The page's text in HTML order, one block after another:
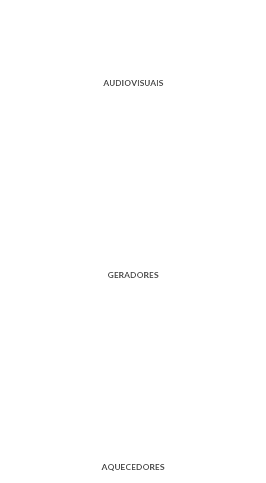
AUDIOVISUAIS
GERADORES
AQUECEDORES